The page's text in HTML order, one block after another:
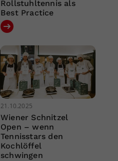
Rollstuhltennis als
Best Practice
21.10.2025
Wiener Schnitzel
Open – wenn
Tennisstars den
Kochlöffel
schwingen